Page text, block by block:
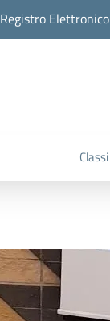
Registro Elettronico
Classi